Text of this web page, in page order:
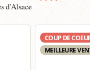
d'Alsace
COUP DE
MEILLEURE